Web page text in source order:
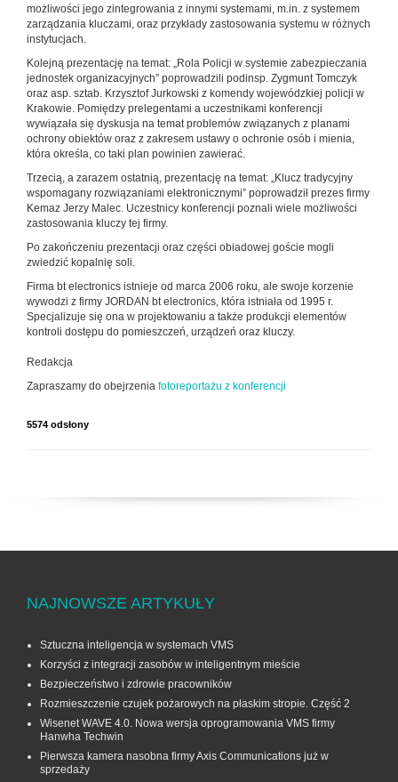
możliwości jego zintegrowania z innymi systemami, m.in. z systemem
zarządzania kluczami, oraz przykłady zastosowania systemu w różnych
instytucjach.
Kolejną prezentację na temat: „Rola Policji w systemie zabezpieczania
jednostek organizacyjnych” poprowadzili podinsp. Zygmunt Tomczyk
oraz asp. sztab. Krzysztof Jurkowski z komendy wojewódzkiej policji w
Krakowie. Pomiędzy prelegentami a uczestnikami konferencji
wywiązała się dyskusja na temat problemów związanych z planami
ochrony obiektów oraz z zakresem ustawy o ochronie osób i mienia,
która określa, co taki plan powinien zawierać.
Trzecią, a zarazem ostatnią, prezentację na temat: „Klucz tradycyjny
wspomagany rozwiązaniami elektronicznymi” poprowadził prezes firmy
Kemaz Jerzy Malec. Uczestnicy konferencji poznali wiele możliwości
zastosowania kluczy tej firmy.
Po zakończeniu prezentacji oraz części obiadowej goście mogli
zwiedzić kopalnię soli.
Firma bt electronics istnieje od marca 2006 roku, ale swoje korzenie
wywodzi z firmy JORDAN bt electronics, która istniała od 1995 r.
Specjalizuje się ona w projektowaniu a także produkcji elementów
kontroli dostępu do pomieszczeń, urządzeń oraz kluczy.
Redakcja
Zapraszamy do obejrzenia fotoreportażu z konferencji
5574 odsłony
NAJNOWSZE ARTYKUŁY
Sztuczna inteligencja w systemach VMS
Korzyści z integracji zasobów w inteligentnym mieście
Bezpieczeństwo i zdrowie pracowników
Rozmieszczenie czujek pożarowych na płaskim stropie. Część 2
Wisenet WAVE 4.0. Nowa wersja oprogramowania VMS firmy
Hanwha Techwin
Pierwsza kamera nasobna firmy Axis Communications już w
sprzedaży